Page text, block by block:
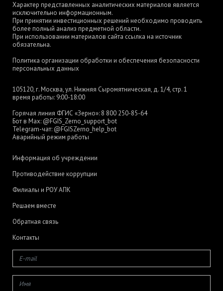
Характер представленных аналитических материалов является
исключительно информационным.
При принятии инвестиционных решений необходимо проводить
более полный анализ предметной области.
При использовании материалов сайта ссылка на источник
обязательна.
Политика организации обработки и обеспечения безопасности
персональных данных
105120, г. Москва, ул. Нижняя Сыромятническая, д. 1/4, стр. 1
время работы: 9:00-18:00
Горячая линия ФГИС «Зерно»: 8 800 250-85-64
Бот в Max: @FGIS_Zerno_support_bot
Telegram-чат: @FGISZerno_help_bot
Аварийный режим работы
Информация об учреждении
Противодействие коррупции
Филиалы и РОУ АПК
Решаем вместе
Обратная связь
Контакты